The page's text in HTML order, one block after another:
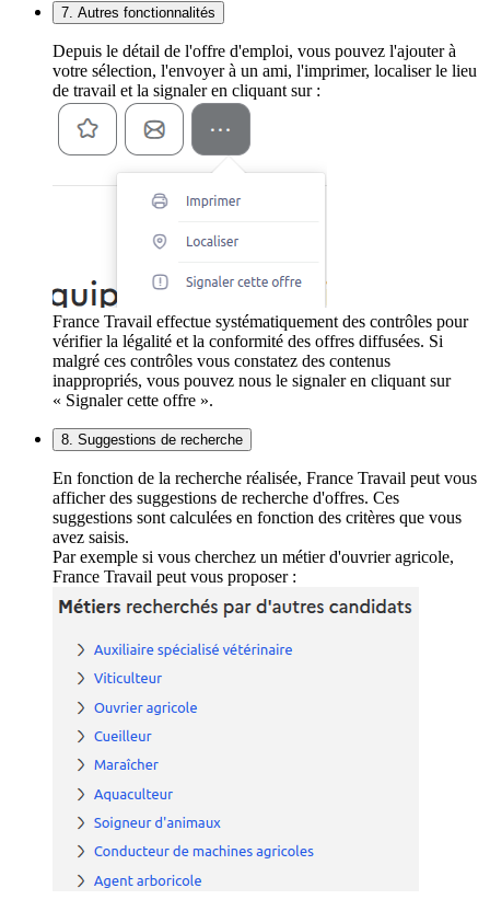
7. Autres fonctionnalités
Depuis le détail de l'offre d'emploi, vous pouvez l'ajouter à
votre sélection, l'envoyer à un ami, l'imprimer, localiser le lieu
de travail et la signaler en cliquant sur :
France Travail effectue systématiquement des contrôles pour
vérifier la légalité et la conformité des offres diffusées. Si
malgré ces contrôles vous constatez des contenus
inappropriés, vous pouvez nous le signaler en cliquant sur
« Signaler cette offre ».
8. Suggestions de recherche
En fonction de la recherche réalisée, France Travail peut vous
afficher des suggestions de recherche d'offres. Ces
suggestions sont calculées en fonction des critères que vous
avez saisis.
Par exemple si vous cherchez un métier d'ouvrier agricole,
France Travail peut vous proposer :